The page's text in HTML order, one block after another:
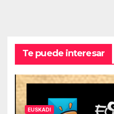
Te puede interesar
EUSKADI